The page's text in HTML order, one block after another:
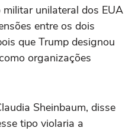
unilateral dos EUA
entre os dois
que Trump designou
organizações
Sheinbaum, disse
tipo violaria a